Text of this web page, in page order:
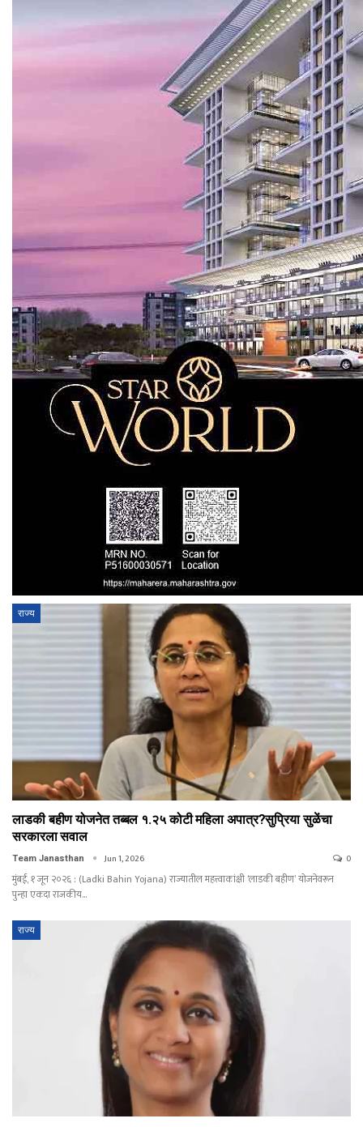
राज्य
लाडकी बहीण योजनेत तब्बल १.२५ कोटी महिला अपात्र?सुप्रिया सुळेंचा
सरकारला सवाल
Team Janasthan Jun 1, 2026 0
मुंबई, १ जून २०२६ : (Ladki Bahin Yojana) राज्यातील महत्त्वाकांक्षी ‘लाडकी बहीण’ योजनेवरून
पुन्हा एकदा राजकीय…
राज्य